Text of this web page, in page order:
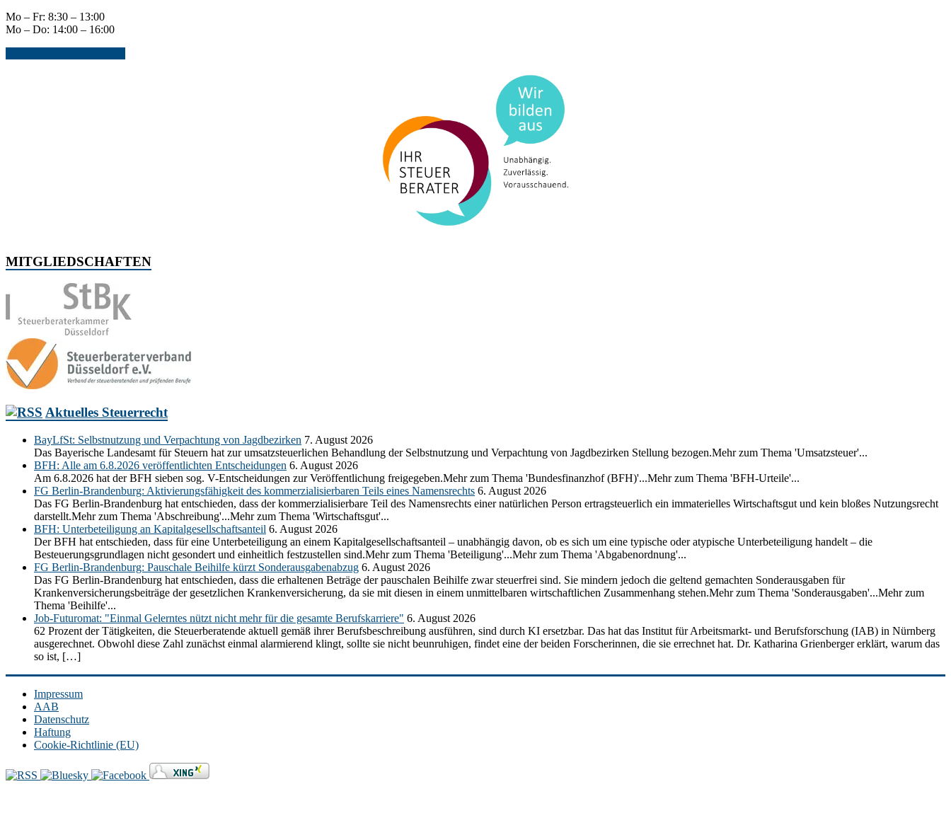
Mo – Fr: 8:30 – 13:00
Mo – Do: 14:00 – 16:00
MITGLIEDSCHAFTEN
Aktuelles Steuerrecht
BayLfSt: Selbstnutzung und Verpachtung von Jagdbezirken 7. August 2026
Das Bayerische Landesamt für Steuern hat zur umsatzsteuerlichen Behandlung der Selbstnutzung und Verpachtung von Jagdbezirken Stellung bezogen.Mehr zum Thema 'Umsatzsteuer'...
BFH: Alle am 6.8.2026 veröffentlichten Entscheidungen 6. August 2026
Am 6.8.2026 hat der BFH sieben sog. V-Entscheidungen zur Veröffentlichung freigegeben.Mehr zum Thema 'Bundesfinanzhof (BFH)'...Mehr zum Thema 'BFH-Urteile'...
FG Berlin-Brandenburg: Aktivierungsfähigkeit des kommerzialisierbaren Teils eines Namensrechts 6. August 2026
Das FG Berlin-Brandenburg hat entschieden, dass der kommerzialisierbare Teil des Namensrechts einer natürlichen Person ertragsteuerlich ein immaterielles Wirtschaftsgut und kein bloßes Nutzungsrecht
darstellt.Mehr zum Thema 'Abschreibung'...Mehr zum Thema 'Wirtschaftsgut'...
BFH: Unterbeteiligung an Kapitalgesellschaftsanteil 6. August 2026
Der BFH hat entschieden, dass für eine Unterbeteiligung an einem Kapitalgesellschaftsanteil – unabhängig davon, ob es sich um eine typische oder atypische Unterbeteiligung handelt – die
Besteuerungsgrundlagen nicht gesondert und einheitlich festzustellen sind.Mehr zum Thema 'Beteiligung'...Mehr zum Thema 'Abgabenordnung'...
FG Berlin-Brandenburg: Pauschale Beihilfe kürzt Sonderausgabenabzug 6. August 2026
Das FG Berlin-Brandenburg hat entschieden, dass die erhaltenen Beträge der pauschalen Beihilfe zwar steuerfrei sind. Sie mindern jedoch die geltend gemachten Sonderausgaben für
Krankenversicherungsbeiträge der gesetzlichen Krankenversicherung, da sie mit diesen in einem unmittelbaren wirtschaftlichen Zusammenhang stehen.Mehr zum Thema 'Sonderausgaben'...Mehr zum
Thema 'Beihilfe'...
Job-Futuromat: "Einmal Gelerntes nützt nicht mehr für die gesamte Berufskarriere" 6. August 2026
62 Prozent der Tätigkeiten, die Steuerberatende aktuell gemäß ihrer Berufsbeschreibung ausführen, sind durch KI ersetzbar. Das hat das Institut für Arbeitsmarkt- und Berufsforschung (IAB) in Nürnberg
ausgerechnet. Obwohl diese Zahl zunächst einmal alarmierend klingt, sollte sie nicht beunruhigen, findet eine der beiden Forscherinnen, die sie errechnet hat. Dr. Katharina Grienberger erklärt, warum das
so ist, […]
Impressum
AAB
Datenschutz
Haftung
Cookie-Richtlinie (EU)